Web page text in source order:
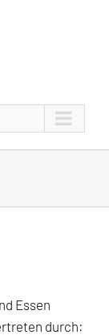
Essen
durch: